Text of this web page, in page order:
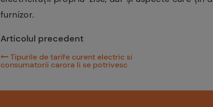
furnizor.
Articolul precedent
Tipurile de tarife curent electric si
consumatorii carora li se potrivesc